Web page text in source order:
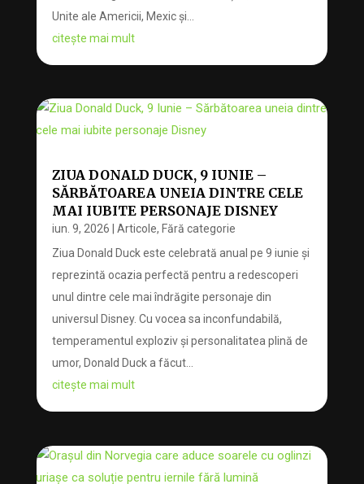
Unite ale Americii, Mexic și...
citește mai mult
ZIUA DONALD DUCK, 9 IUNIE –
SĂRBĂTOAREA UNEIA DINTRE CELE
MAI IUBITE PERSONAJE DISNEY
iun. 9, 2026 Articole, Fără categorie
Ziua Donald Duck este celebrată anual pe 9 iunie și
reprezintă ocazia perfectă pentru a redescoperi
unul dintre cele mai îndrăgite personaje din
universul Disney. Cu vocea sa inconfundabilă,
temperamentul exploziv și personalitatea plină de
umor, Donald Duck a făcut...
citește mai mult